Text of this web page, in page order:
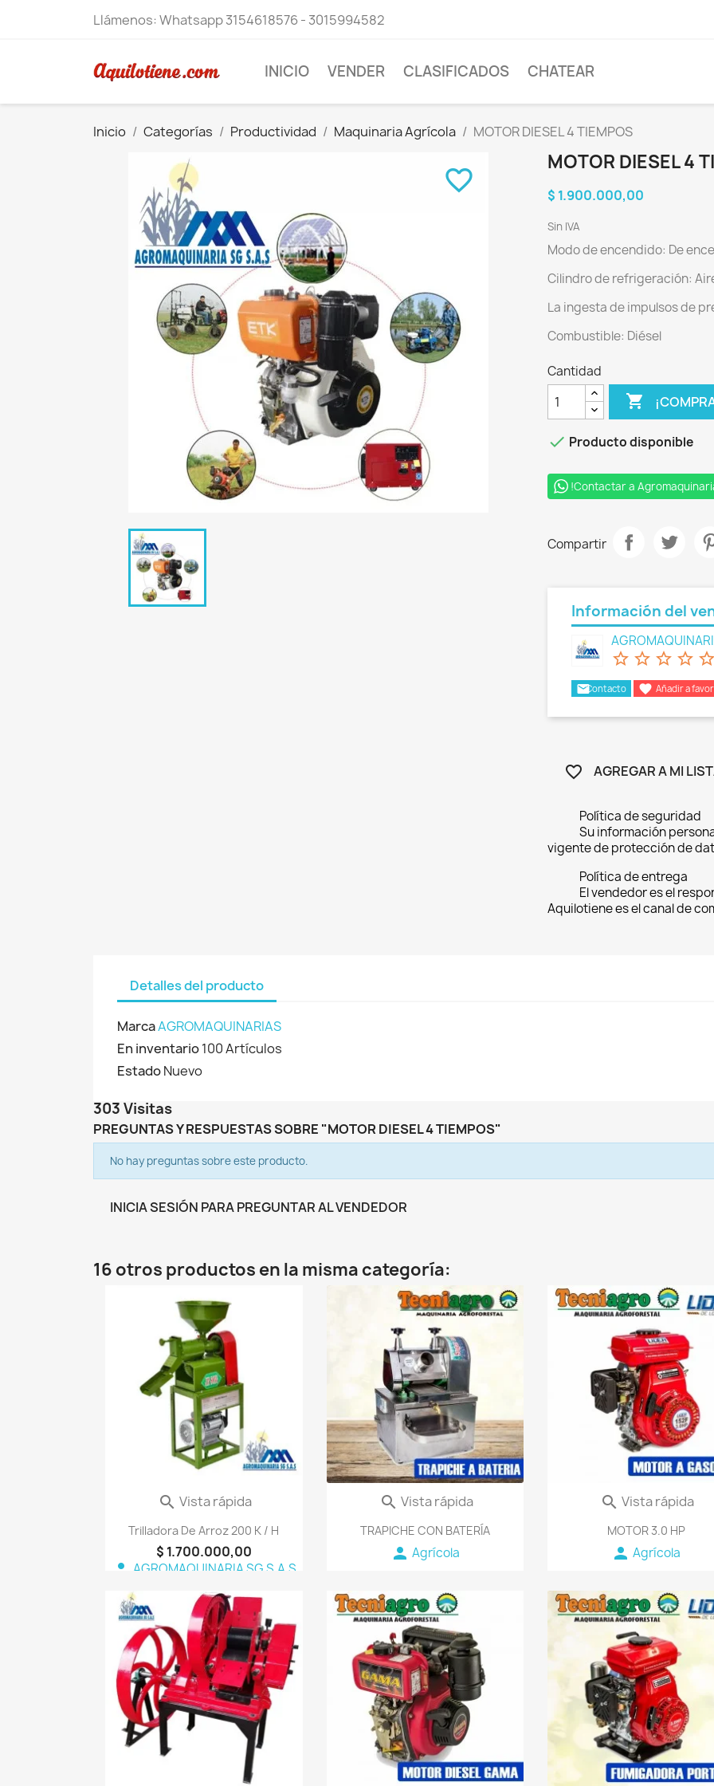
Llámenos:Whatsapp 3154618576 - 3015994582
INICIO VENDER CLASIFICADOS CHATEAR
Inicio Categorías Productividad Maquinaria Agrícola MOTOR DIESEL 4 TIEMPOS
favorite_border
MOTOR DIESEL 4
$ 1.900.000,00
Sin IVA
Modo de encendido: De
Cilindro de refrigeración:
La ingesta de impulsos de
Combustible: Diésel
Cantidad

 Producto disponible
!Contactar a
Compartir
Información del
star_border star_border star_border star_border star_border
emailContacto  Añadir a
favorite_border AGREGAR A MI
Política de seguridad
Su información
vigente de protección de
Política de entrega
El vendedor es el
Aquilotiene es el canal de
Detalles del producto
MarcaAGROMAQUINARIAS
En inventario100 Artículos
EstadoNuevo
303 Visitas
PREGUNTAS Y RESPUESTAS SOBRE "MOTOR DIESEL 4 TIEMPOS"
No hay preguntas sobre este producto.
INICIA SESIÓN PARA PREGUNTAR AL VENDEDOR
16 otros productos en la misma categoría:
Trilladora De Arroz 200 K / H
$ 1.700.000,00
person AGROMAQUINARIA SG S.A.S
 Vista rápida
TRAPICHE CON BATERÍA
person Agrícola
 Vista rápida
MOTOR 3.0 HP
person Agrícola
 Vista rápida
favorite_border